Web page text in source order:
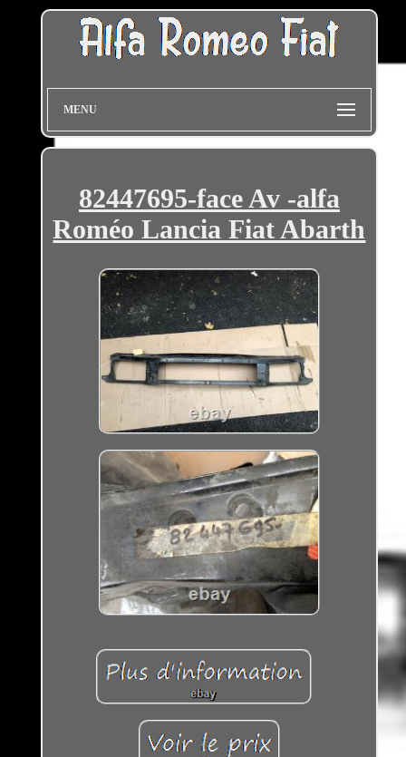
MENU
82447695-face Av -alfa
Roméo Lancia Fiat Abarth